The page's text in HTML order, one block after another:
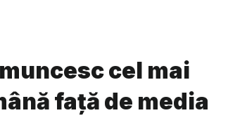
cel mai
față de media